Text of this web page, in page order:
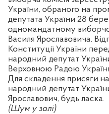
України, обраного на
депутата України 28
одномандатному
Василя Ярославовича.
Конституції України
народний депутат
Верховною Радою
Для складення присяги
народний депутат
Ярославович, будь ласка.
(Шум у залі)